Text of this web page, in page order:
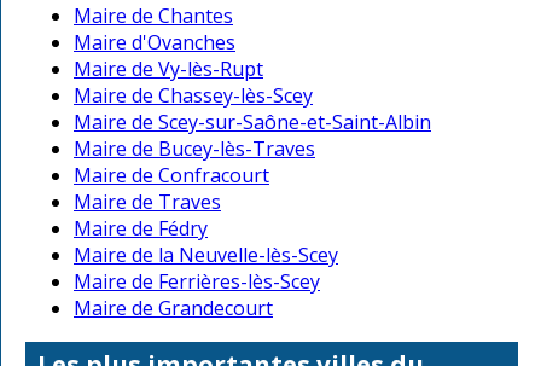
Maire de Chantes
Maire d'Ovanches
Maire de Vy-lès-Rupt
Maire de Chassey-lès-Scey
Maire de Scey-sur-Saône-et-Saint-Albin
Maire de Bucey-lès-Traves
Maire de Confracourt
Maire de Traves
Maire de Fédry
Maire de la Neuvelle-lès-Scey
Maire de Ferrières-lès-Scey
Maire de Grandecourt